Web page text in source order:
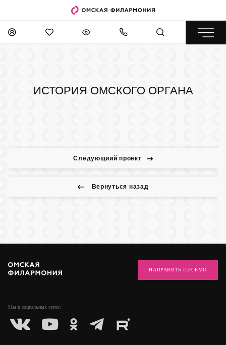
ИСТОРИЯ ОМСКОГО ОРГАНА
Вернуться назад
Следующиий проект
Мы в социальных сетях:
НАПРАВИТЬ ПИСЬМО